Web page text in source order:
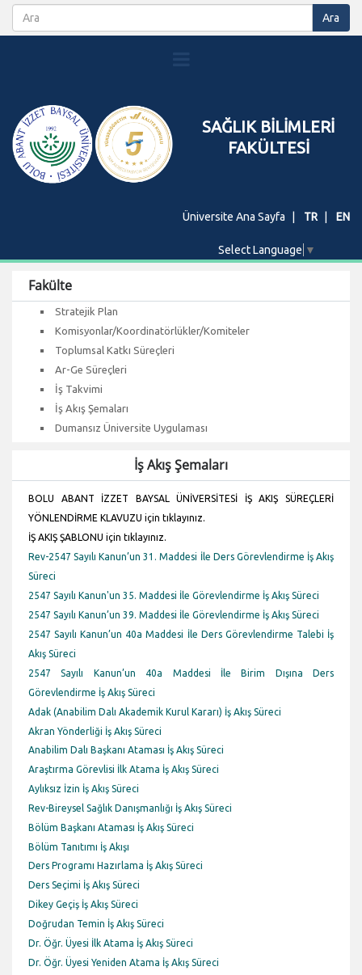
SAĞLIK BİLİMLERİ
FAKÜLTESİ
Üniversite Ana Sayfa TR EN
Select Language ▼
Fakülte
Stratejik Plan
Komisyonlar/Koordinatörlükler/Komiteler
Toplumsal Katkı Süreçleri
Ar-Ge Süreçleri
İş Takvimi
İş Akış Şemaları
Dumansız Üniversite Uygulaması
İş Akış Şemaları
BOLU ABANT İZZET BAYSAL ÜNİVERSİTESİ İŞ AKIŞ SÜREÇLERİ
YÖNLENDİRME KLAVUZU için tıklayınız.
İŞ AKIŞ ŞABLONU için tıklayınız.
Rev-2547 Sayılı Kanun’un 31. Maddesi İle Ders Görevlendirme İş Akış
Süreci
2547 Sayılı Kanun'un 35. Maddesi İle Görevlendirme İş Akış Süreci
2547 Sayılı Kanun’un 39. Maddesi İle Görevlendirme İş Akış Süreci
2547 Sayılı Kanun’un 40a Maddesi İle Ders Görevlendirme Talebi İş
Akış Süreci
2547 Sayılı Kanun’un 40a Maddesi İle Birim Dışına Ders
Görevlendirme İş Akış Süreci
Adak (Anabilim Dalı Akademik Kurul Kararı) İş Akış Süreci
Akran Yönderliği İş Akış Süreci
Anabilim Dalı Başkanı Ataması İş Akış Süreci
Araştırma Görevlisi İlk Atama İş Akış Süreci
Aylıksız İzin İş Akış Süreci
Rev-Bireysel Sağlık Danışmanlığı İş Akış Süreci
Bölüm Başkanı Ataması İş Akış Süreci
Bölüm Tanıtımı İş Akışı
Ders Programı Hazırlama İş Akış Süreci
Ders Seçimi İş Akış Süreci
Dikey Geçiş İş Akış Süreci
Doğrudan Temin İş Akış Süreci
Dr. Öğr. Üyesi İlk Atama İş Akış Süreci
Dr. Öğr. Üyesi Yeniden Atama İş Akış Süreci